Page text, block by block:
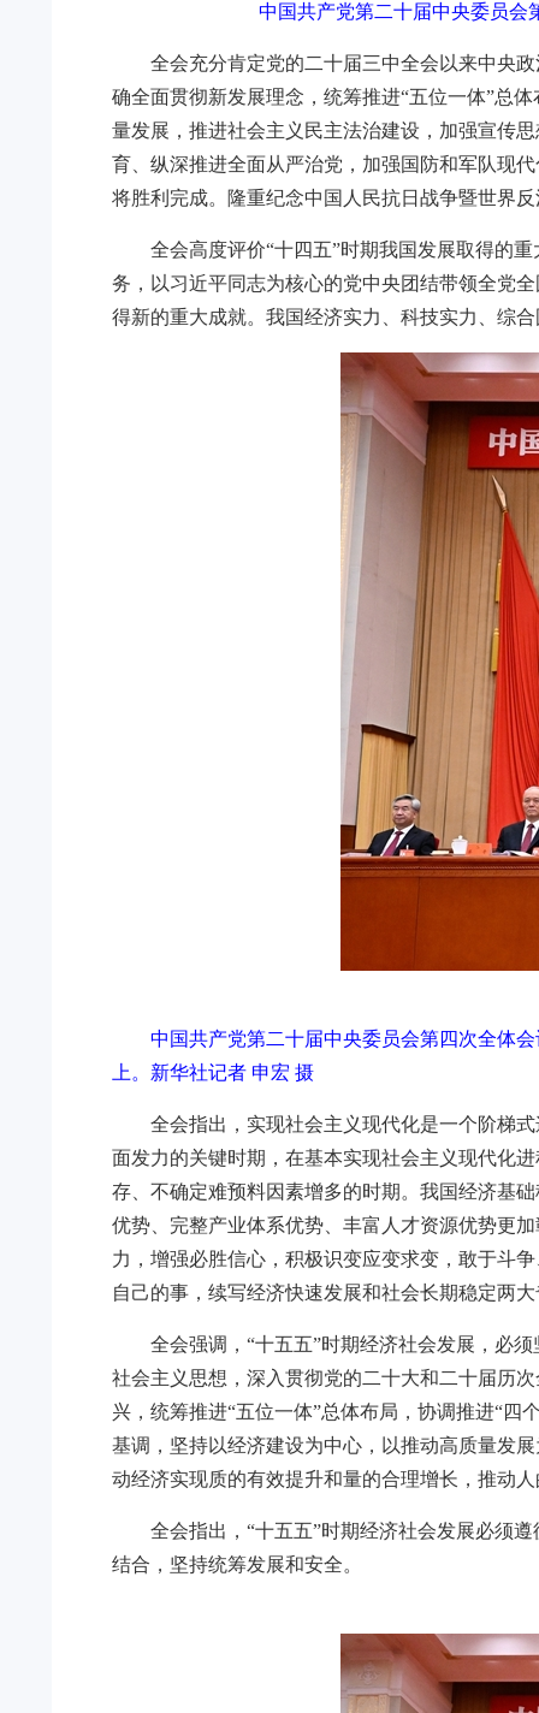
中国共产党第二十届中央委员会
全会充分肯定党的二十届三中全会以来中央
确全面贯彻新发展理念，统筹推进“五位一体”总
量发展，推进社会主义民主法治建设，加强宣传
育、纵深推进全面从严治党，加强国防和军队现
将胜利完成。隆重纪念中国人民抗日战争暨世界
全会高度评价“十四五”时期我国发展取得的
务，以习近平同志为核心的党中央团结带领全党
得新的重大成就。我国经济实力、科技实力、综
中国共产党第二十届中央委员会第四次全体
上。 新华社记者 申宏 摄
全会指出，实现社会主义现代化是一个阶梯
面发力的关键时期，在基本实现社会主义现代化
存、不确定难预料因素增多的时期。我国经济基
优势、完整产业体系优势、丰富人才资源优势更
力，增强必胜信心，积极识变应变求变，敢于斗
自己的事，续写经济快速发展和社会长期稳定两
全会强调，“十五五”时期经济社会发展，必
社会主义思想，深入贯彻党的二十大和二十届历
兴，统筹推进“五位一体”总体布局，协调推进“
基调，坚持以经济建设为中心，以推动高质量发
动经济实现质的有效提升和量的合理增长，推动
全会指出，“十五五”时期经济社会发展必须
结合，坚持统筹发展和安全。